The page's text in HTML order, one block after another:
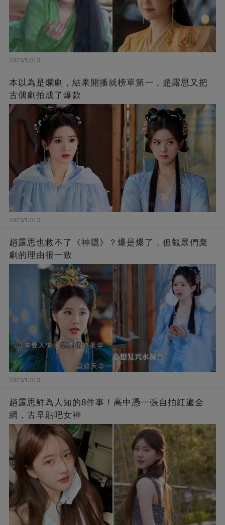
2023/12/13
本以為是爛劇，結果開播就榜單第一，趙露思又把
古偶劇拍成了爆款
2023/12/13
趙露思也救不了《神隱》？爆是爆了，但觀眾們棄
劇的理由很一致
2023/12/13
趙露思鮮為人知的8件事！高中憑一張自拍紅遍全
網，古早貼吧女神